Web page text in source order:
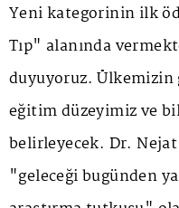
Yeni kategorinin ilk
Tıp" alanında
duyuyoruz. Ülkemizin
eğitim düzeyimiz ve
belirleyecek. Dr. Nejat
"geleceği bugünden